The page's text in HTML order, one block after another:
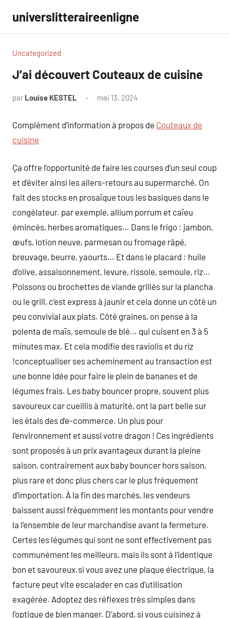
contenu
universlitteraireenligne
Uncategorized
J’ai découvert Couteaux de cuisine
par Louise KESTEL mai 13, 2024
Complément d’information à propos de Couteaux de
cuisine
Ça offre l’opportunité de faire les courses d’un seul coup
et d’éviter ainsi les allers-retours au supermarché. On
fait des stocks en prosaïque tous les basiques dans le
congélateur. par exemple, allium porrum et caïeu
émincés, herbes aromatiques… Dans le frigo : jambon,
œufs, lotion neuve, parmesan ou fromage râpé,
breuvage, beurre, yaourts… Et dans le placard : huile
d’olive, assaisonnement, levure, rissole, semoule, riz…
Poissons ou brochettes de viande grillés sur la plancha
ou le grill, c’est express à jaunir et cela donne un côté un
peu convivial aux plats. Côté graines, on pense à la
polenta de maïs, semoule de blé… qui cuisent en 3 à 5
minutes max. Et cela modifie des raviolis et du riz
!conceptualiser ses acheminement au transaction est
une bonne idée pour faire le plein de bananes et de
légumes frais. Les baby bouncer propre, souvent plus
savoureux car cueillis à maturité, ont la part belle sur
les étals des d’e-commerce. Un plus pour
l’environnement et aussi votre dragon ! Ces ingrédients
sont proposés à un prix avantageux durant la pleine
saison, contrairement aux baby bouncer hors saison,
plus rare et donc plus chers car le plus fréquement
d’importation. À la fin des marchés, les vendeurs
baissent aussi fréquemment les montants pour vendre
la l’ensemble de leur marchandise avant la fermeture.
Certes les légumes qui sont ne sont effectivement pas
communément les meilleurs, mais ils sont à l’identique
bon et savoureux.si vous avez une plaque électrique, la
facture peut vite escalader en cas d’utilisation
exagérée. Adoptez des réflexes très simples dans
l’optique de bien manger. D’abord, si vous cuisinez à